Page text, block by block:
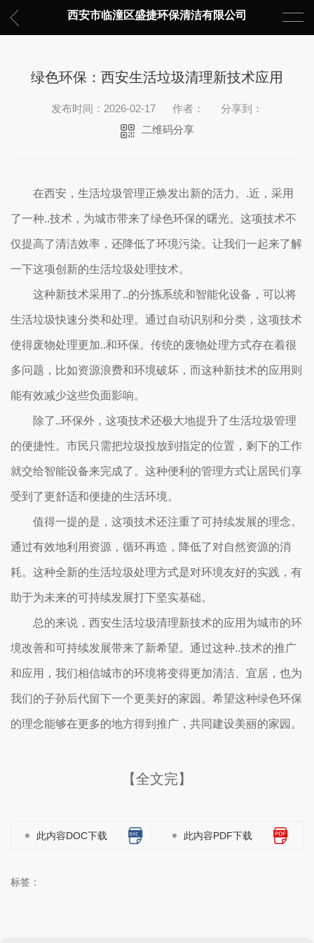
西安市临潼区盛捷环保清洁有限公司
绿色环保：西安生活垃圾清理新技术应用
发布时间：2026-02-17 作者：
分享到：
二维码分享
在西安，生活垃圾管理正焕发出新的活力。.近，采用
了一种..技术，为城市带来了绿色环保的曙光。这项技术不
仅提高了清洁效率，还降低了环境污染。让我们一起来了解
一下这项创新的生活垃圾处理技术。
这种新技术采用了..的分拣系统和智能化设备，可以将
生活垃圾快速分类和处理。通过自动识别和分类，这项技术
使得废物处理更加..和环保。传统的废物处理方式存在着很
多问题，比如资源浪费和环境破坏，而这种新技术的应用则
能有效减少这些负面影响。
除了..环保外，这项技术还极大地提升了生活垃圾管理
的便捷性。市民只需把垃圾投放到指定的位置，剩下的工作
就交给智能设备来完成了。这种便利的管理方式让居民们享
受到了更舒适和便捷的生活环境。
值得一提的是，这项技术还注重了可持续发展的理念。
通过有效地利用资源，循环再造，降低了对自然资源的消
耗。这种全新的生活垃圾处理方式是对环境友好的实践，有
助于为未来的可持续发展打下坚实基础。
总的来说，西安生活垃圾清理新技术的应用为城市的环
境改善和可持续发展带来了新希望。通过这种..技术的推广
和应用，我们相信城市的环境将变得更加清洁、宜居，也为
我们的子孙后代留下一个更美好的家园。希望这种绿色环保
的理念能够在更多的地方得到推广，共同建设美丽的家园。
【全文完】
此内容DOC下载 此内容PDF下载
标签：